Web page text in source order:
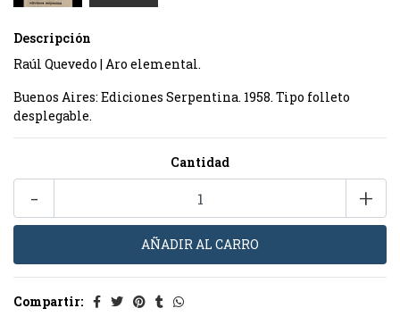
Descripción
Raúl Quevedo | Aro elemental.
Buenos Aires: Ediciones Serpentina. 1958. Tipo folleto
desplegable.
Cantidad
+
-
Compartir: